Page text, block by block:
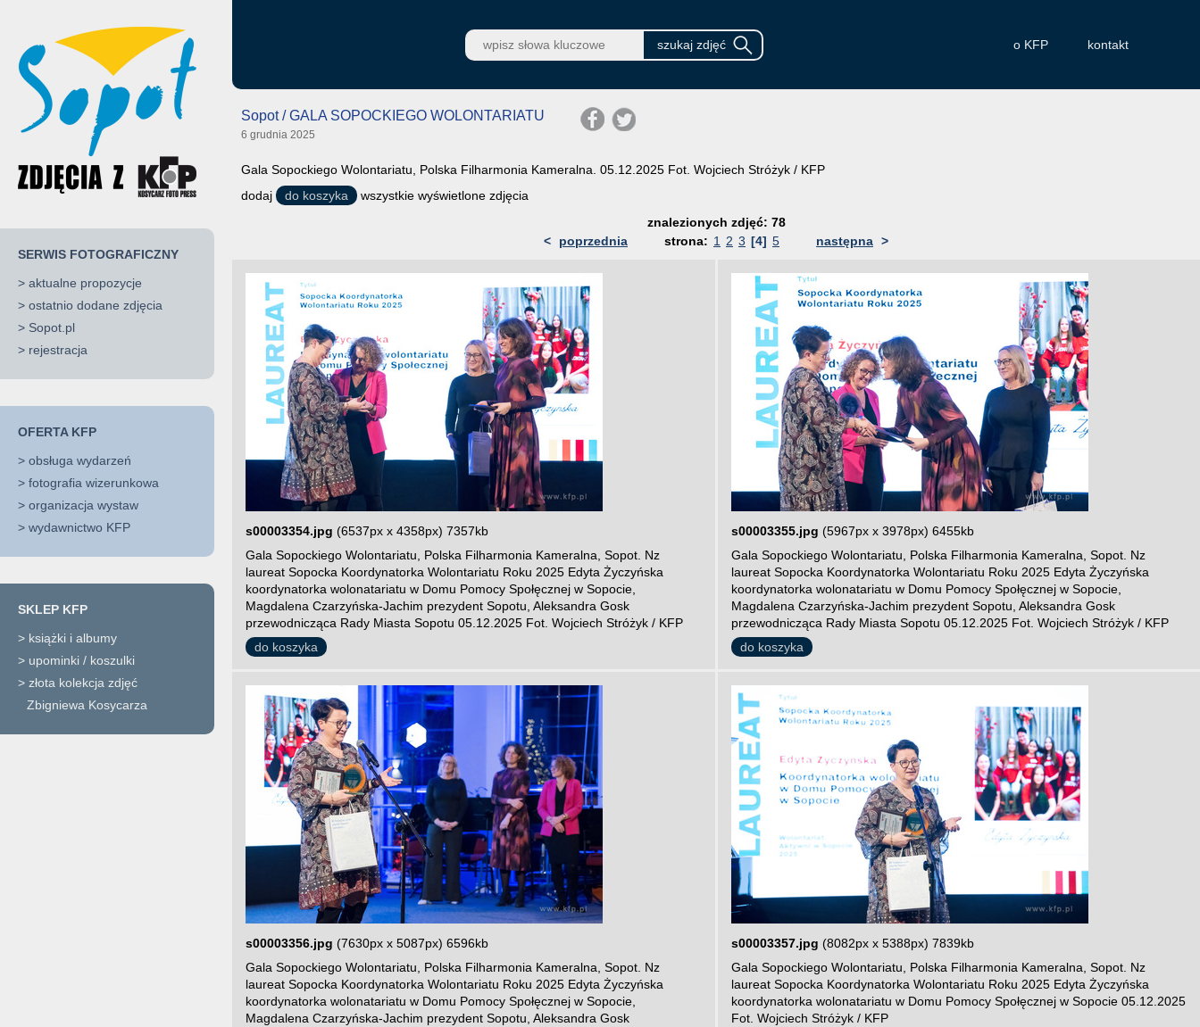
SERWIS FOTOGRAFICZNY
> aktualne propozycje
> ostatnio dodane zdjęcia
> Sopot.pl
> rejestracja
OFERTA KFP
> obsługa wydarzeń
> fotografia wizerunkowa
> organizacja wystaw
> wydawnictwo KFP
SKLEP KFP
> książki i albumy
> upominki / koszulki
> złota kolekcja zdjęć
Zbigniewa Kosycarza
o KFP kontakt
Sopot / GALA SOPOCKIEGO WOLONTARIATU
6 grudnia 2025
Gala Sopockiego Wolontariatu, Polska Filharmonia Kameralna. 05.12.2025 Fot. Wojciech Stróżyk / KFP
dodaj
do koszyka
wszystkie wyświetlone zdjęcia
znalezionych zdjęć: 78
<
poprzednia strona: 1 2 3 [4] 5 następna >
s00003354.jpg (6537px x 4358px) 7357kb
Gala Sopockiego Wolontariatu, Polska Filharmonia Kameralna, Sopot. Nz
laureat Sopocka Koordynatorka Wolontariatu Roku 2025 Edyta Życzyńska
koordynatorka wolonatariatu w Domu Pomocy Społęcznej w Sopocie,
Magdalena Czarzyńska-Jachim prezydent Sopotu, Aleksandra Gosk
przewodnicząca Rady Miasta Sopotu 05.12.2025 Fot. Wojciech Stróżyk / KFP
do koszyka
s00003355.jpg (5967px x 3978px) 6455kb
Gala Sopockiego Wolontariatu, Polska Filharmonia Kameralna, Sopot. Nz
laureat Sopocka Koordynatorka Wolontariatu Roku 2025 Edyta Życzyńska
koordynatorka wolonatariatu w Domu Pomocy Społęcznej w Sopocie,
Magdalena Czarzyńska-Jachim prezydent Sopotu, Aleksandra Gosk
przewodnicząca Rady Miasta Sopotu 05.12.2025 Fot. Wojciech Stróżyk / KFP
do koszyka
s00003356.jpg (7630px x 5087px) 6596kb
Gala Sopockiego Wolontariatu, Polska Filharmonia Kameralna, Sopot. Nz
laureat Sopocka Koordynatorka Wolontariatu Roku 2025 Edyta Życzyńska
koordynatorka wolonatariatu w Domu Pomocy Społęcznej w Sopocie,
Magdalena Czarzyńska-Jachim prezydent Sopotu, Aleksandra Gosk
s00003357.jpg (8082px x 5388px) 7839kb
Gala Sopockiego Wolontariatu, Polska Filharmonia Kameralna, Sopot. Nz
laureat Sopocka Koordynatorka Wolontariatu Roku 2025 Edyta Życzyńska
koordynatorka wolonatariatu w Domu Pomocy Społęcznej w Sopocie 05.12.2025
Fot. Wojciech Stróżyk / KFP